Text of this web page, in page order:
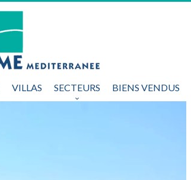
VILLAS SECTEURS BIENS VENDUS